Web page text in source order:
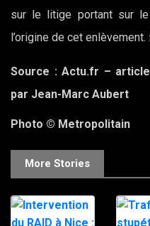
sur le litige portant sur
l’origine de cet enlèvement.
Source : Actu.fr –
par Jean-Marc Aubert
Photo © Metropolitain
More Stories